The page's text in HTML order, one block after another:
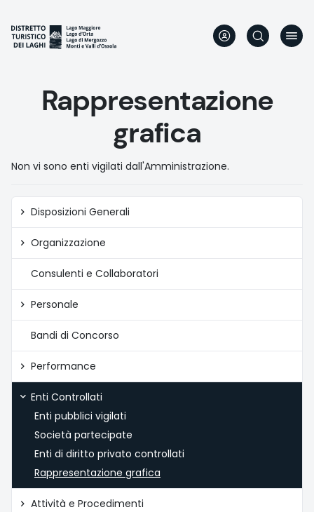
contenu
principal
Rappresentazione
grafica
Non vi sono enti vigilati dall'Amministrazione.
Amministrazione
trasparente
Disposizioni Generali
Organizzazione
Consulenti e Collaboratori
Personale
Bandi di Concorso
Performance
Enti Controllati
Enti pubblici vigilati
Società partecipate
Enti di diritto privato controllati
Rappresentazione grafica
Attività e Procedimenti